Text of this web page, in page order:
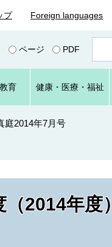
プ Foreign languages
ページ PDF
ジ
番
号
を
教育 健康・ 医療・ 福祉
庭2014年7月号
2014年度）